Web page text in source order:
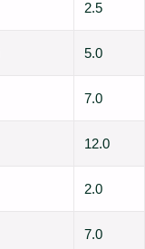
2.5
5.0
7.0
12.0
2.0
7.0